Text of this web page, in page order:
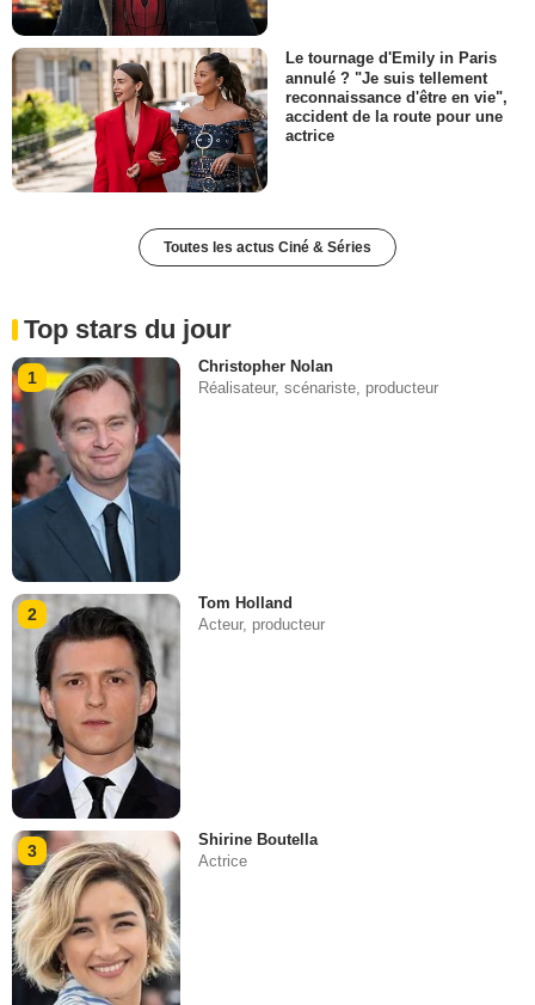
Le tournage d'Emily in Paris
annulé ? "Je suis tellement
reconnaissance d'être en vie",
accident de la route pour une
actrice
Toutes les actus Ciné & Séries
Top stars du jour
1
Christopher Nolan
Réalisateur, scénariste, producteur
2
Tom Holland
Acteur, producteur
3
Shirine Boutella
Actrice